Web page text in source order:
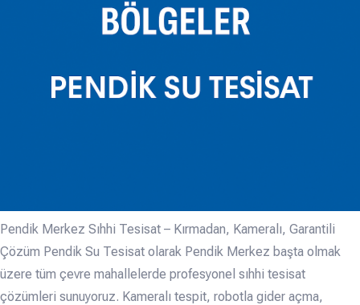
Pendik Merkez Sıhhi Tesisat – Kırmadan, Kameralı, Garantili
Çözüm Pendik Su Tesisat olarak Pendik Merkez başta olmak
üzere tüm çevre mahallelerde profesyonel sıhhi tesisat
çözümleri sunuyoruz. Kameralı tespit, robotla gider açma,